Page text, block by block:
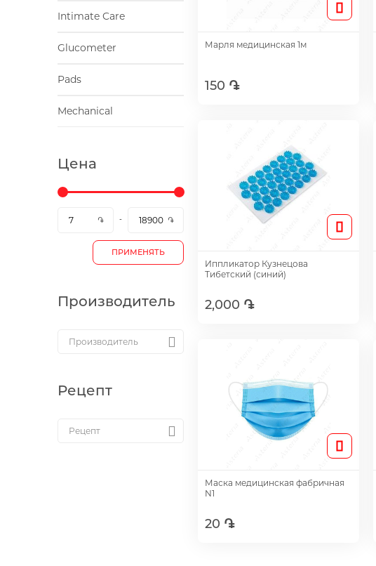
Intimate Care
Glucometer
Pads
Mechanical
Цена
ПРИМЕНЯТЬ
Производитель
Рецепт
Марля медицинская 1м
150 ֏
Иппликатор Кузнецова
Тибетский (синий)
2,000 ֏
Маска медицинская фабричная
N1
20 ֏